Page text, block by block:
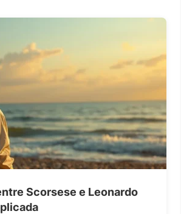
Scorsese e Leonardo